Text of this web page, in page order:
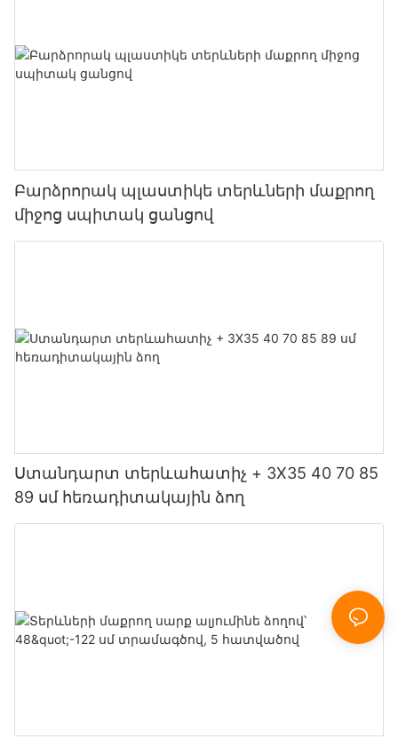
Բարձրորակ պլաստիկե տերևների մաքրող
միջոց սպիտակ ցանցով
Ստանդարտ տերևահատիչ + 3X35 40 70 85
89 սմ հեռադիտակային ձող